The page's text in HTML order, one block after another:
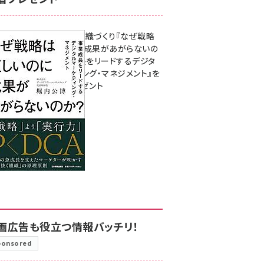
成果を生む組織づくり『なぜ戦略
は正しいのに成果があがらないの
か？ 事業成長をリードするデジタ
ルマーケティング・マネジメント』を
3名様にプレゼント
8月7日 10:00
広告も役立つ情報バッチリ！